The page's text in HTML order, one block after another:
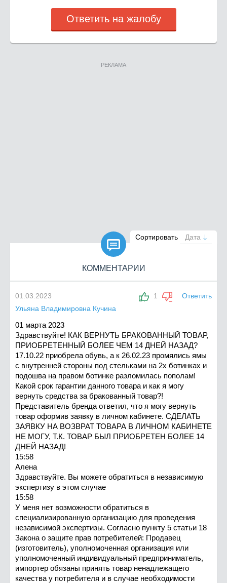
Ответить на жалобу
РЕКЛАМА
Сортировать Дата

КОММЕНТАРИИ
1 Ответить
01.03.2023
Ульяна Владимировна Кучина
01 марта 2023
Здравствуйте! КАК ВЕРНУТЬ БРАКОВАННЫЙ ТОВАР,
ПРИОБРЕТЕННЫЙ БОЛЕЕ ЧЕМ 14 ДНЕЙ НАЗАД?
17.10.22 приобрела обувь, а к 26.02.23 промялись ямы
с внутренней стороны под стельками на 2х ботинках и
подошва на правом ботинке разломилась пополам!
Какой срок гарантии данного товара и как я могу
вернуть средства за бракованный товар?!
Представитель бренда ответил, что я могу вернуть
товар оформив заявку в личном кабинете. СДЕЛАТЬ
ЗАЯВКУ НА ВОЗВРАТ ТОВАРА В ЛИЧНОМ КАБИНЕТЕ
НЕ МОГУ, Т.К. ТОВАР БЫЛ ПРИОБРЕТЕН БОЛЕЕ 14
ДНЕЙ НАЗАД!
15:58
Алена
Здравствуйте. Вы можете обратиться в независимую
экспертизу в этом случае
15:58
У меня нет возможности обратиться в
специализированную организацию для проведения
независимой экспертизы. Согласно пункту 5 статьи 18
Закона о защите прав потребителей: Продавец
(изготовитель), уполномоченная организация или
уполномоченный индивидуальный предприниматель,
импортер обязаны принять товар ненадлежащего
качества у потребителя и в случае необходимости